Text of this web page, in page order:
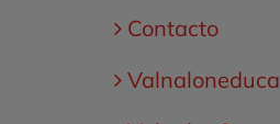
Contacto
Valnaloneduca